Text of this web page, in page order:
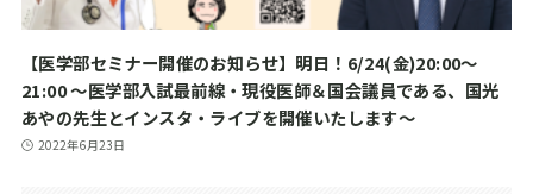
【医学部セミナー開催のお知らせ】明日！6/24(金)20:00～
21:00 ～医学部入試最前線・現役医師＆国会議員である、国光
あやの先生とインスタ・ライブを開催いたします～
2022年6月23日